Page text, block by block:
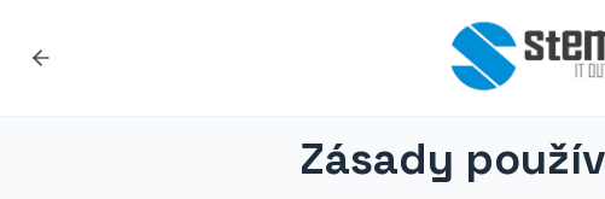
Zásady